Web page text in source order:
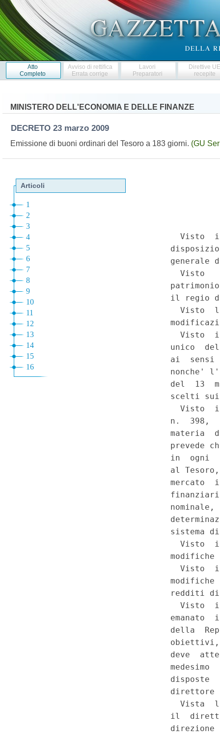
Atto
Completo
Avviso di rettifica
Errata corrige
Lavori
Preparatori
Direttive
recepite
MINISTERO DELL'ECONOMIA E DELLE FINANZE
DECRETO 23 marzo 2009
Emissione di buoni ordinari del Tesoro a 183 giorni. (GU